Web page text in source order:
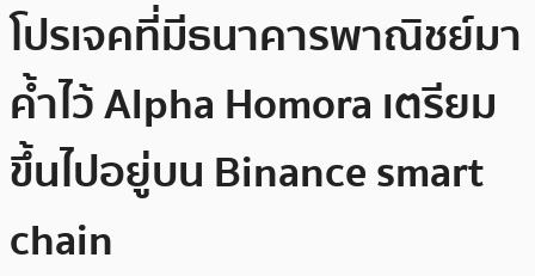
โปรเจคที่มีธนาคารพาณิชย์มา
ค้ำไว้ Alpha Homora เตรียม
ขึ้นไปอยู่บน Binance smart
chain